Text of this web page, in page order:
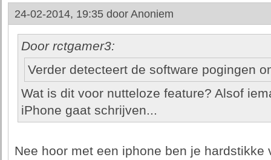
24-02-2014, 19:35 door Anoniem
Door rctgamer3:
Verder detecteert de software pogingen
Wat is dit voor nutteloze feature? Alsof
iPhone gaat schrijven...
Nee hoor met een iphone ben je